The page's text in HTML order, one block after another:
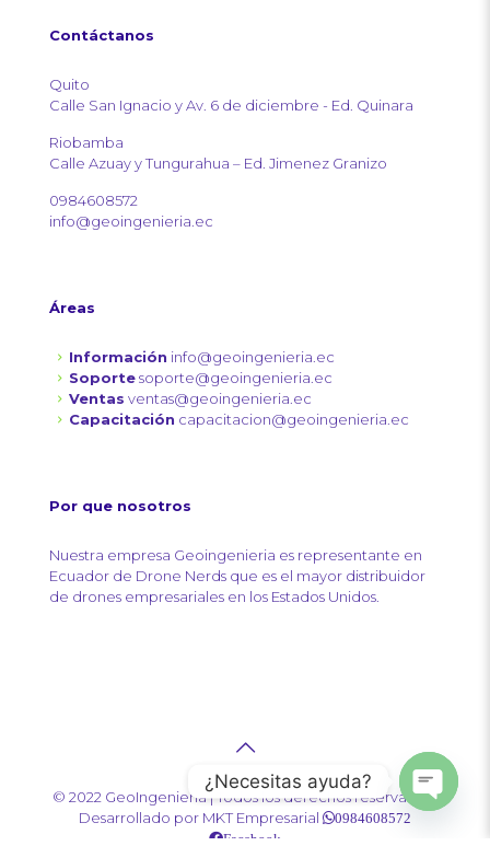
Contáctanos
Quito
Calle San Ignacio y Av. 6 de diciembre - Ed. Quinara
Riobamba
Calle Azuay y Tungurahua – Ed. Jimenez Granizo
0984608572
info@geoingenieria.ec
Áreas
Información info@geoingenieria.ec
Soportesoporte@geoingenieria.ec
Ventas ventas@geoingenieria.ec
Capacitación capacitacion@geoingenieria.ec
Por que nosotros
Nuestra empresa Geoingenieria es representante en
Ecuador de Drone Nerds que es el mayor distribuidor
de drones empresariales en los Estados Unidos.
© 2022 GeoIngenieria | Todos los derechos reservados |
Desarrollado por MKT Empresarial
0984608572
Facebook
¿Necesitas ayuda?
Open